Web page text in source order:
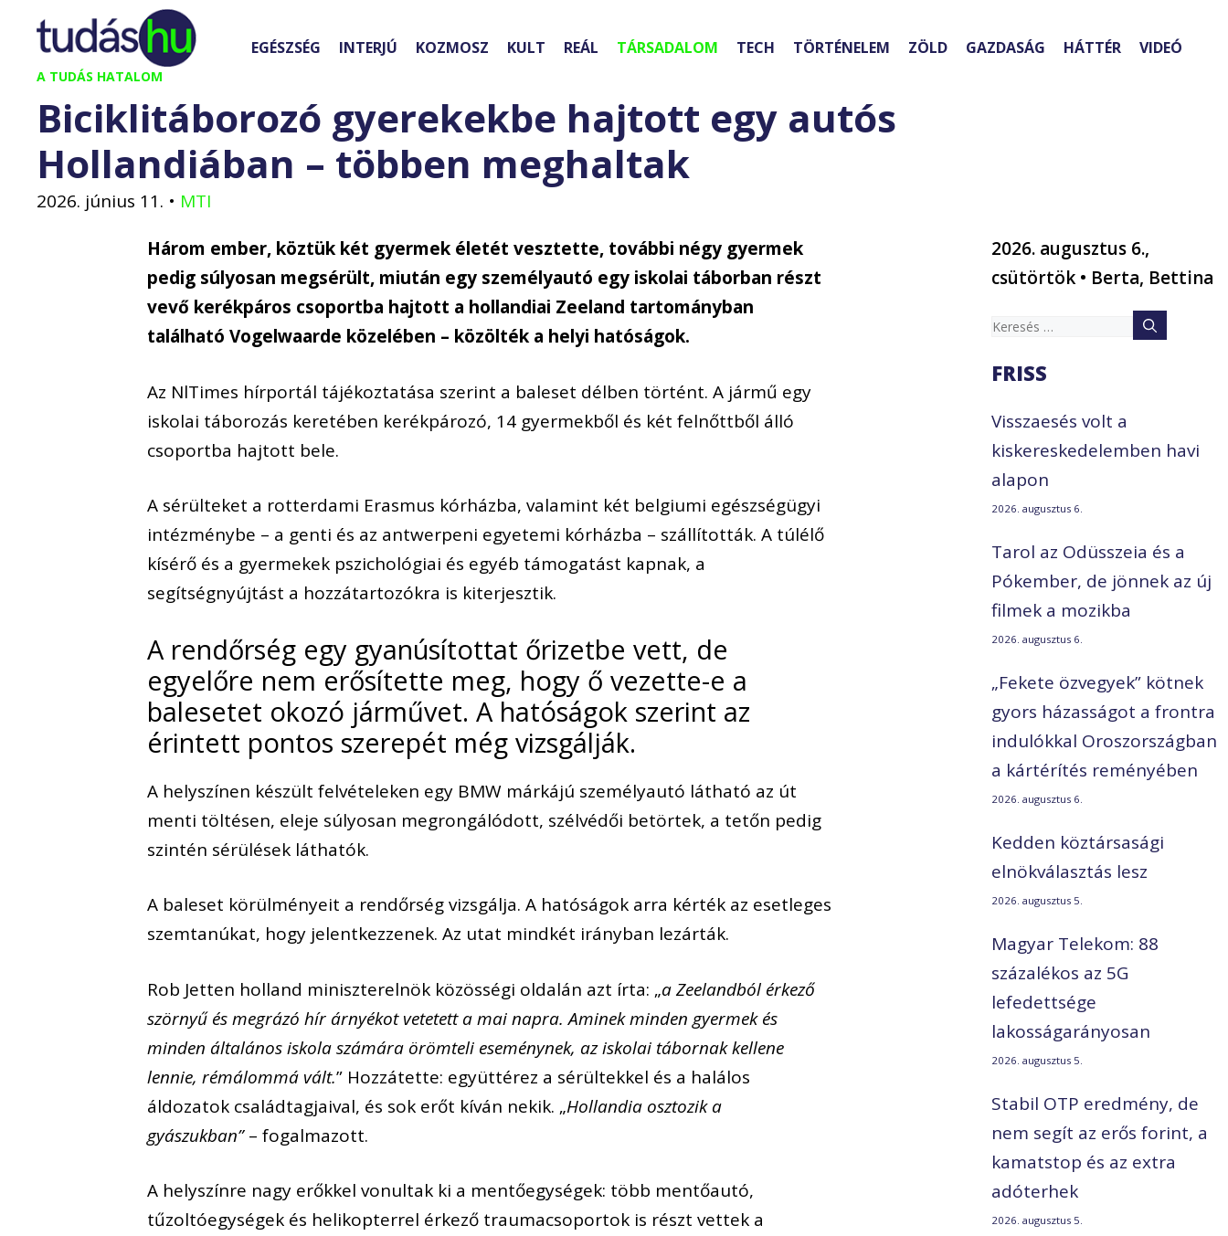
Kilépés
tartalomba
A TUDÁS HATALOM
EGÉSZSÉG INTERJÚ KOZMOSZ KULT REÁL TÁRSADALOM TECH TÖRTÉNELEM ZÖLD GAZDASÁG HÁTTÉR VIDEÓ
Biciklitáborozó gyerekekbe hajtott egy autós
Hollandiában – többen meghaltak
2026. június 11. • MTI
Három ember, köztük két gyermek életét vesztette, további négy gyermek
pedig súlyosan megsérült, miután egy személyautó egy iskolai táborban részt
vevő kerékpáros csoportba hajtott a hollandiai Zeeland tartományban
található Vogelwaarde közelében – közölték a helyi hatóságok.
Az NlTimes hírportál tájékoztatása szerint a baleset délben történt. A jármű egy
iskolai táborozás keretében kerékpározó, 14 gyermekből és két felnőttből álló
csoportba hajtott bele.
A sérülteket a rotterdami Erasmus kórházba, valamint két belgiumi egészségügyi
intézménybe – a genti és az antwerpeni egyetemi kórházba – szállították. A túlélő
kísérő és a gyermekek pszichológiai és egyéb támogatást kapnak, a
segítségnyújtást a hozzátartozókra is kiterjesztik.
A rendőrség egy gyanúsítottat őrizetbe vett, de
egyelőre nem erősítette meg, hogy ő vezette-e a
balesetet okozó járművet. A hatóságok szerint az
érintett pontos szerepét még vizsgálják.
A helyszínen készült felvételeken egy BMW márkájú személyautó látható az út
menti töltésen, eleje súlyosan megrongálódott, szélvédői betörtek, a tetőn pedig
szintén sérülések láthatók.
A baleset körülményeit a rendőrség vizsgálja. A hatóságok arra kérték az esetleges
szemtanúkat, hogy jelentkezzenek. Az utat mindkét irányban lezárták.
Rob Jetten holland miniszterelnök közösségi oldalán azt írta: „a Zeelandból érkező
szörnyű és megrázó hír árnyékot vetetett a mai napra. Aminek minden gyermek és
minden általános iskola számára örömteli eseménynek, az iskolai tábornak kellene
lennie, rémálommá vált.” Hozzátette: együttérez a sérültekkel és a halálos
áldozatok családtagjaival, és sok erőt kíván nekik. „Hollandia osztozik a
gyászukban”– fogalmazott.
A helyszínre nagy erőkkel vonultak ki a mentőegységek: több mentőautó,
tűzoltóegységek és helikopterrel érkező traumacsoportok is részt vettek a
2026. augusztus 6.,
csütörtök • Berta, Bettina
Keresés:
FRISS
Visszaesés volt a
kiskereskedelemben havi
alapon
2026. augusztus 6.
Tarol az Odüsszeia és a
Pókember, de jönnek az új
filmek a mozikba
2026. augusztus 6.
„Fekete özvegyek” kötnek
gyors házasságot a frontra
indulókkal Oroszországban
a kártérítés reményében
2026. augusztus 6.
Kedden köztársasági
elnökválasztás lesz
2026. augusztus 5.
Magyar Telekom: 88
százalékos az 5G
lefedettsége
lakosságarányosan
2026. augusztus 5.
Stabil OTP eredmény, de
nem segít az erős forint, a
kamatstop és az extra
adóterhek
2026. augusztus 5.